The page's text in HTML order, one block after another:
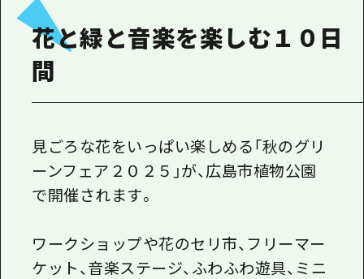
関連リンク
花と緑と音楽を楽しむ１０日
間
見ごろな花をいっぱい楽しめる「秋のグリ
ーンフェア２０２５」が、広島市植物公園
で開催されます。
ワークショップや花のセリ市、フリーマー
ケット、音楽ステージ、ふわふわ遊具、ミニ